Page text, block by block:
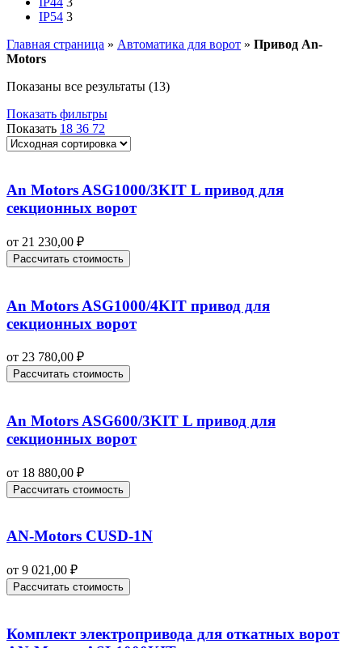
IP54 3
Главная страница » Автоматика для ворот » Привод An-
Motors
Показаны все результаты (13)
Показать фильтры
Показать 18 36 72
An Motors ASG1000/3KIT L привод для
секционных ворот
от 21 230,00 ₽
Рассчитать стоимость
An Motors ASG1000/4KIT привод для
секционных ворот
от 23 780,00 ₽
Рассчитать стоимость
An Motors ASG600/3KIT L привод для
секционных ворот
от 18 880,00 ₽
Рассчитать стоимость
AN-Motors CUSD-1N
от 9 021,00 ₽
Рассчитать стоимость
Комплект электропривода для откатных ворот